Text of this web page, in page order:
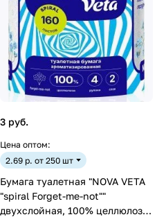
3 руб.
Цена оптом:
2.69 р. от 250 шт
Бумага туалетная "NOVA VETA
"spiral Forget-me-not""
двухслойная, 100% целлюлоза,